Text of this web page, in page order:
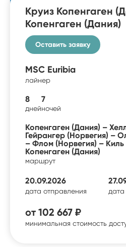
Круиз Копенгаген
Копенгаген (Дания)
Оставить заявку
MSC Euribia
лайнер
8
дней
7
ночей
Копенгаген (Дания) –
Гейрангер (Норвегия) –
– Флом (Норвегия) – Киль
Копенгаген (Дания)
маршрут
20.09.2026
дата отправления
от 102 667 ₽
минимальная стоимость